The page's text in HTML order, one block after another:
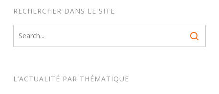
RECHERCHER DANS LE SITE
L’ACTUALITÉ PAR THÉMATIQUE